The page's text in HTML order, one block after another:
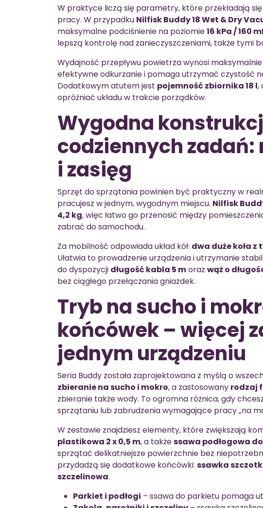
W praktyce liczą się parametry, które przekładają
pracy. W przypadku Nilfisk Buddy 18 Wet & Dry
maksymalne podciśnienie na poziomie16 kPa / 160
lepszą kontrolę nad zanieczyszczeniami, także tymi
Wydajność przepływu powietrza wynosi maksymalnie
efektywne odkurzanie i pomaga utrzymać czystość
Dodatkowym atutem jest pojemność zbiornika 18 l,
opróżniać układu w trakcie porządków.
Wygodna
codziennych
i zasięg
Sprzęt do sprzątania powinien być praktyczny w
pracujesz w jednym, wygodnym miejscu. Nilfisk
4,2 kg, więc łatwo go przenosić między
zabrać do samochodu.
Za mobilność odpowiada układ kół: dwa duże koła z
Ułatwia to prowadzenie urządzenia i utrzymanie
do dyspozycji długość kabla 5 moraz wąż o
bez ciągłego przełączania gniazdek.
Tryb na sucho i
końcówek – więcej
jednym urządzeniu
Seria Buddy została zaprojektowana z myślą o
zbieranie na sucho i mokro, a zastosowany rodzaj
zbieranie także wody. To ogromna różnica, gdy
sprzątaniu lub zabrudzenia wymagające pracy „na
W zestawie znajdziesz elementy, które zwiększają
plastikowa 2 x 0,5 m, a takżessawa podłogowa
sprzątać delikatniejsze powierzchnie bez
przydadzą się dodatkowe końcówki: ssawka
szczelinowa.
Parkiet i podłogi – ssawa do parkietu pomaga